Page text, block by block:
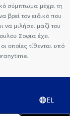
σύμπτωμα μέχρι τη
βρεί τον ειδικό που
μιλήσει μαζί του
Σοφια έχει
οποίες τίθενται υπό
EL